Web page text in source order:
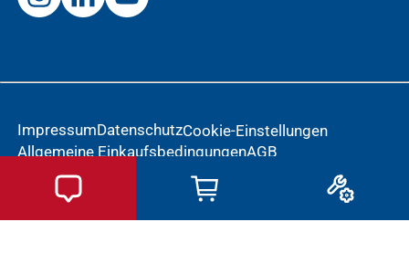
ImpressumDatenschutzCookie-Einstellungen
Allgemeine EinkaufsbedingungenAGB
Meldung einer Nebenwirkung